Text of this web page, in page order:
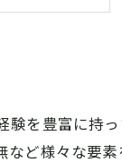
を豊富に持
ど様々な要